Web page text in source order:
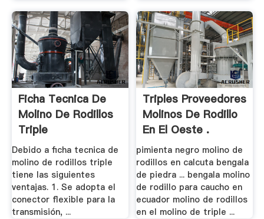
Ficha Tecnica De
Molino De Rodillos
Triple
Debido a ficha tecnica de
molino de rodillos triple
tiene las siguientes
ventajas. 1. Se adopta el
conector flexible para la
transmisión, ...
Triples Proveedores
Molinos De Rodillo
En El Oeste .
pimienta negro molino de
rodillos en calcuta bengala
de piedra ... bengala molino
de rodillo para caucho en
ecuador molino de rodillos
en el molino de triple ...